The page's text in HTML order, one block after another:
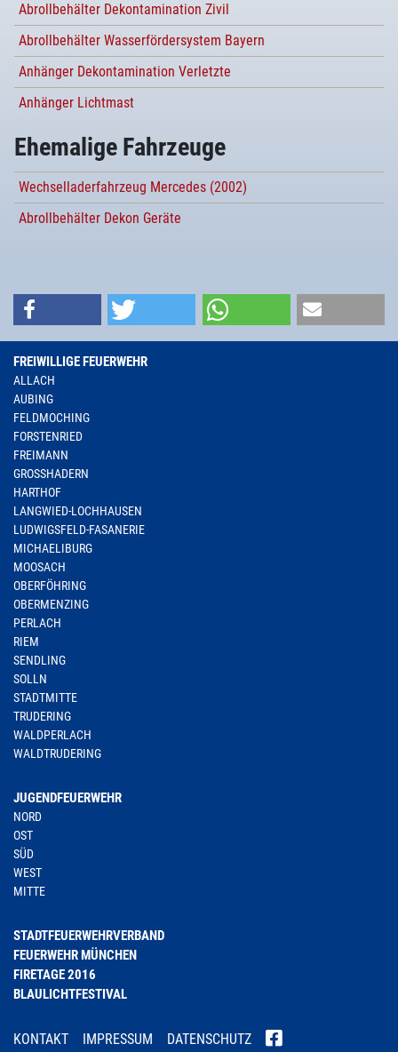
Abrollbehälter Dekontamination Zivil
Abrollbehälter Wasserfördersystem Bayern
Anhänger Dekontamination Verletzte
Anhänger Lichtmast
Ehemalige Fahrzeuge
Wechselladerfahrzeug Mercedes (2002)
Abrollbehälter Dekon Geräte
FREIWILLIGE FEUERWEHR
ALLACH
AUBING
FELDMOCHING
FORSTENRIED
FREIMANN
GROSSHADERN
HARTHOF
LANGWIED-LOCHHAUSEN
LUDWIGSFELD-FASANERIE
MICHAELIBURG
MOOSACH
OBERFÖHRING
OBERMENZING
PERLACH
RIEM
SENDLING
SOLLN
STADTMITTE
TRUDERING
WALDPERLACH
WALDTRUDERING
JUGENDFEUERWEHR
NORD
OST
SÜD
WEST
MITTE
STADTFEUERWEHRVERBAND
FEUERWEHR MÜNCHEN
FIRETAGE 2016
BLAULICHTFESTIVAL
KONTAKT IMPRESSUM DATENSCHUTZ